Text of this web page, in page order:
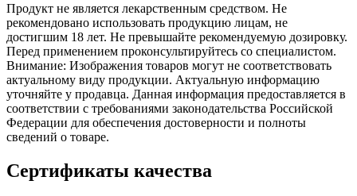
Продукт не является лекарственным средством. Не
рекомендовано использовать продукцию лицам, не
достигшим 18 лет. Не превышайте рекомендуемую дозировку.
Перед применением проконсультируйтесь со специалистом.
Внимание: Изображения товаров могут не соответствовать
актуальному виду продукции. Актуальную информацию
уточняйте у продавца. Данная информация предоставляется в
соответствии с требованиями законодательства Российской
Федерации для обеспечения достоверности и полноты
сведений о товаре.
Сертификаты качества